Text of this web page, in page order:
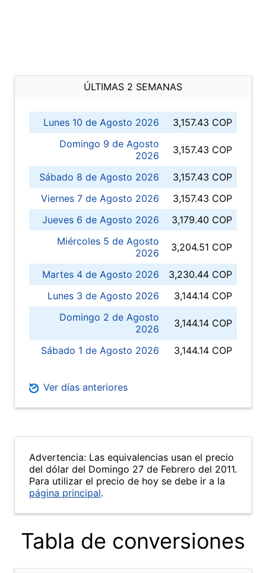
ÚLTIMAS 2 SEMANAS
Lunes 10 de Agosto 2026
3,157.43 COP
Domingo 9 de Agosto
2026
3,157.43 COP
Sábado 8 de Agosto 2026
3,157.43 COP
Viernes 7 de Agosto 2026
3,157.43 COP
Jueves 6 de Agosto 2026
3,179.40 COP
Miércoles 5 de Agosto
2026
3,204.51 COP
Martes 4 de Agosto 2026
3,230.44 COP
Lunes 3 de Agosto 2026
3,144.14 COP
Domingo 2 de Agosto
2026
3,144.14 COP
Sábado 1 de Agosto 2026 3,144.14 COP
Ver días anteriores
Advertencia: Las equivalencias usan el precio
del dólar del Domingo 27 de Febrero del 2011.
Para utilizar el precio de hoy se debe ir a la
página principal.
Tabla de conversiones